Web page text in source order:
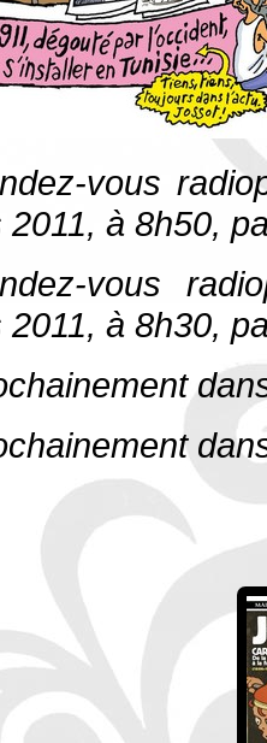
vous
2011, à 8h50,
vous
2011, à 8h30,